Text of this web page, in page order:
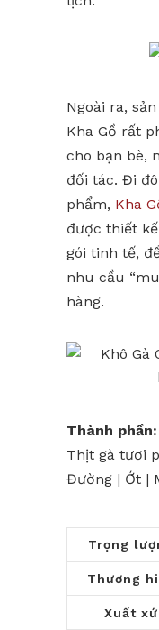
Ngoài ra,
Kha Gồ rất
cho bạn bè,
đối tác. Đi
phẩm, Kha
được thiết
gói tinh tế,
nhu cầu
hàng.
Thành phần:
Thịt gà tươi
Đường | Ớt |
Trọng
Thương
Xuất xứ